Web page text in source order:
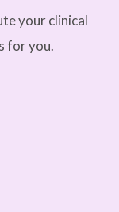
your clinical
for you.